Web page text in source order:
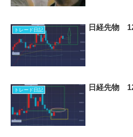
トレード日記 日経先物
トレード日記 日経先物